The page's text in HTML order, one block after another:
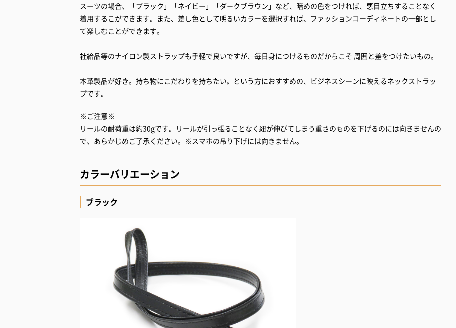
スーツの場合、「ブラック」「ネイビー」「ダークブラウン」など、暗めの色をつければ、悪目立ちすることなく
着用するこができます。また、差し色として明るいカラーを選択すれば、ファッションコーディネートの一部とし
て楽しむことができます。
社給品等のナイロン製ストラップも手軽で良いですが、毎日身につけるものだからこそ 周囲と差をつけたいもの。
本革製品が好き。持ち物にこだわりを持ちたい。という方におすすめの、ビジネスシーンに映えるネックストラッ
プです。
※ご注意※
リールの耐荷重は約30gです。リールが引っ張ることなく紐が伸びてしまう重さのものを下げるのには向きませんの
で、あらかじめご了承ください。※スマホの吊り下げには向きません。
カラーバリエーション
ブラック